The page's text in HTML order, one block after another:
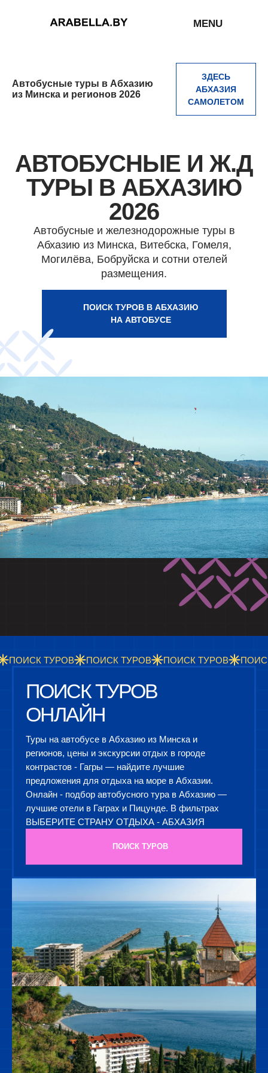
MENU
Автобусные туры в Абхазию
из Минска и регионов 2026
ЗДЕСЬ
АБХАЗИЯ
САМОЛЕТОМ
АВТОБУСНЫЕ И Ж.Д
ТУРЫ В АБХАЗИЮ
2026
Автобусные и железнодорожные туры в
Абхазию из Минска, Витебска, Гомеля,
Могилёва, Бобруйска и сотни отелей
размещения.
ПОИСК ТУРОВ В АБХАЗИЮ
НА АВТОБУСЕ
ПОИСК ТУРОВ ПОИСК ТУРОВ ПОИСК ТУРОВ
ПОИСК ТУРОВ
ОНЛАЙН
Туры на автобусе в Абхазию из Минска и
регионов, цены и экскурсии отдых в городе
контрастов - Гагры — найдите лучшие
предложения для отдыха на море в Абхазии.
Онлайн - подбор автобусного тура в Абхазию —
лучшие отели в Гаграх и Пицунде. В фильтрах
ВЫБЕРИТЕ СТРАНУ ОТДЫХА - АБХАЗИЯ
ПОИСК ТУРОВ